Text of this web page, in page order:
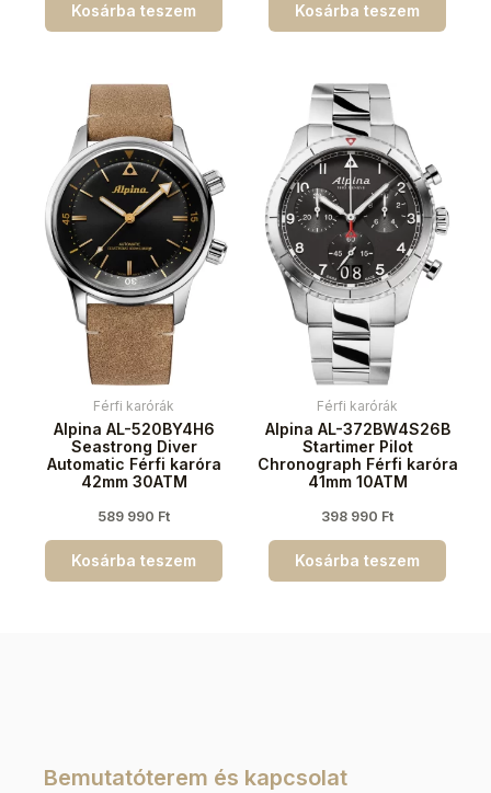
Kosárba teszem Kosárba teszem
Férfi karórák
Alpina AL-520BY4H6
Seastrong Diver
Automatic Férfi karóra
42mm 30ATM
589 990 Ft
Kosárba teszem
Férfi karórák
Alpina AL-372BW4S26B
Startimer Pilot
Chronograph Férfi karóra
41mm 10ATM
398 990 Ft
Kosárba teszem
Bemutatóterem és kapcsolat